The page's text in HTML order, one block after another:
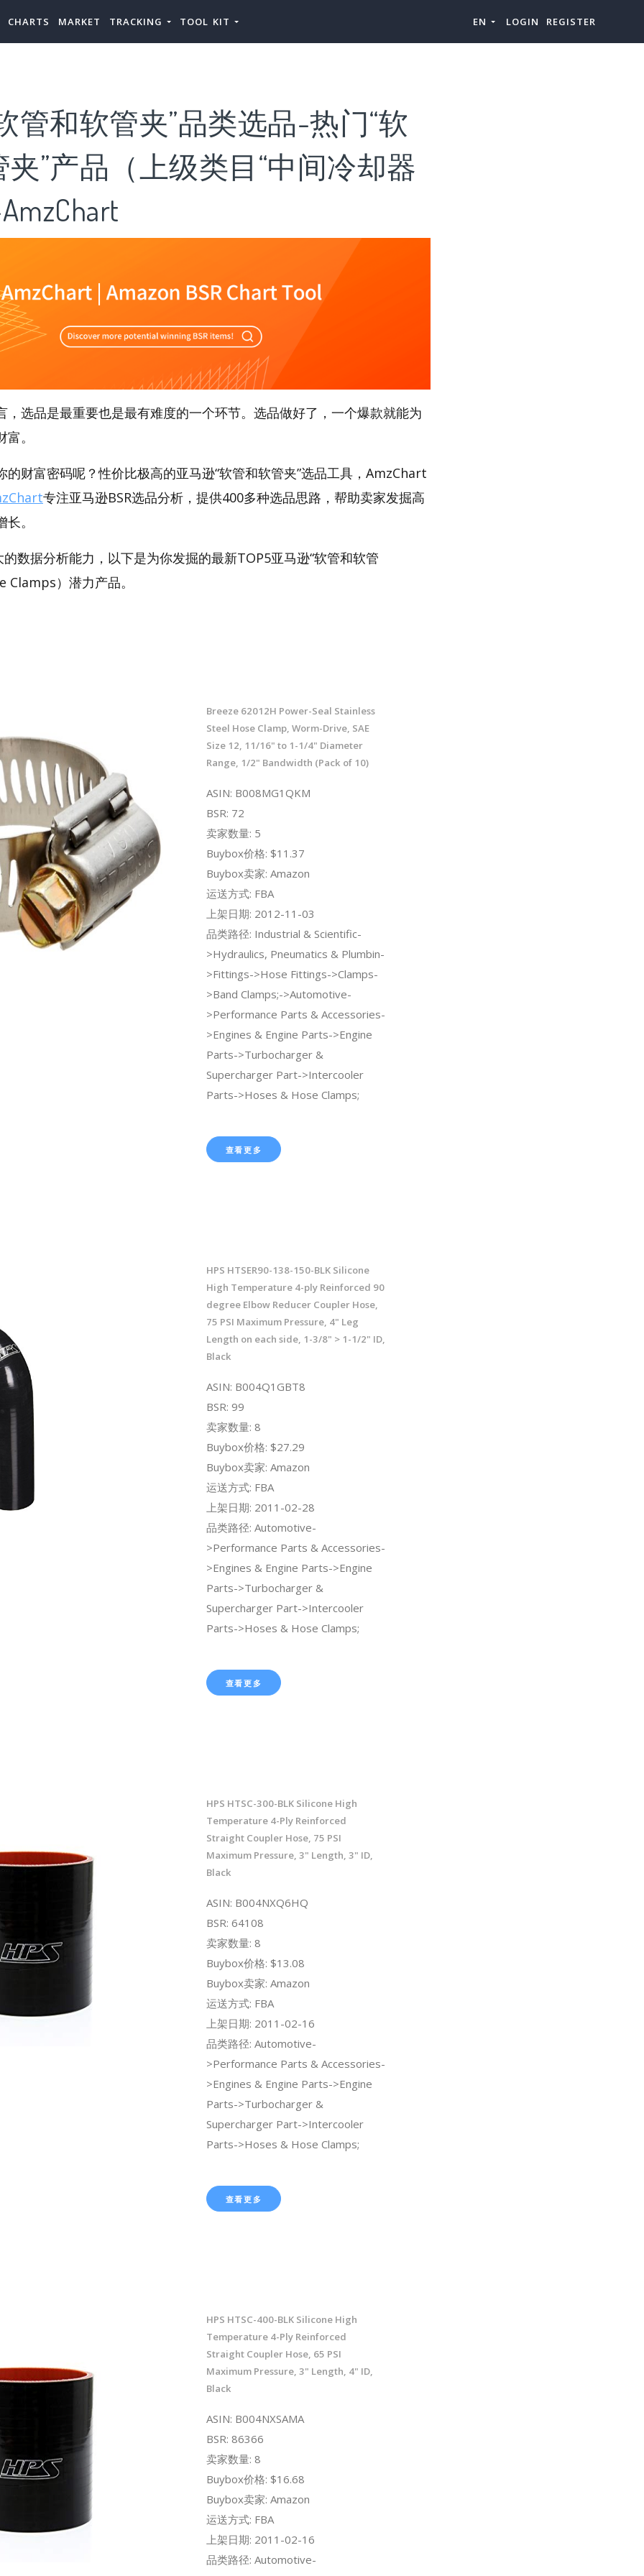
CHARTS MARKET TRACKING TOOL KIT EN LOGIN REGISTER
管和软管夹”品类选品-热门“软
”产品（上级类目“中间冷却器
，选品是最重要也是最有难度的一个环节。选品做好了，一个爆款就能为
。
的财富密码呢？性价比极高的亚马逊“软管和软管夹”选品工具，AmzChart
专注亚马逊BSR选品分析，提供400多种选品思路，帮助卖家发掘高
。
数据分析能力，以下是为你发掘的最新TOP5亚马逊“软管和软管
Clamps）潜力产品。
Breeze 62012H Power-Seal Stainless
Steel Hose Clamp, Worm-Drive, SAE
Size 12, 11/16" to 1-1/4" Diameter
Range, 1/2" Bandwidth (Pack of 10)
ASIN: B008MG1QKM
BSR: 72
卖家数量: 5
Buybox价格: $11.37
Buybox卖家: Amazon
运送方式: FBA
上架日期: 2012-11-03
品类路径: Industrial & Scientific-
>Hydraulics, Pneumatics & Plumbin-
>Fittings->Hose Fittings->Clamps-
>Band Clamps;->Automotive-
>Performance Parts & Accessories-
>Engines & Engine Parts->Engine
Parts->Turbocharger &
Supercharger Part->Intercooler
Parts->Hoses & Hose Clamps;
查看更多
HPS HTSER90-138-150-BLK Silicone
High Temperature 4-ply Reinforced 90
degree Elbow Reducer Coupler Hose,
75 PSI Maximum Pressure, 4" Leg
Length on each side, 1-3/8" > 1-1/2" ID,
Black
ASIN: B004Q1GBT8
BSR: 99
卖家数量: 8
Buybox价格: $27.29
Buybox卖家: Amazon
运送方式: FBA
上架日期: 2011-02-28
品类路径: Automotive-
>Performance Parts & Accessories-
>Engines & Engine Parts->Engine
Parts->Turbocharger &
Supercharger Part->Intercooler
Parts->Hoses & Hose Clamps;
查看更多
HPS HTSC-300-BLK Silicone High
Temperature 4-Ply Reinforced
Straight Coupler Hose, 75 PSI
Maximum Pressure, 3" Length, 3" ID,
Black
ASIN: B004NXQ6HQ
BSR: 64108
卖家数量: 8
Buybox价格: $13.08
Buybox卖家: Amazon
运送方式: FBA
上架日期: 2011-02-16
品类路径: Automotive-
>Performance Parts & Accessories-
>Engines & Engine Parts->Engine
Parts->Turbocharger &
Supercharger Part->Intercooler
Parts->Hoses & Hose Clamps;
查看更多
HPS HTSC-400-BLK Silicone High
Temperature 4-Ply Reinforced
Straight Coupler Hose, 65 PSI
Maximum Pressure, 3" Length, 4" ID,
Black
ASIN: B004NXSAMA
BSR: 86366
卖家数量: 8
Buybox价格: $16.68
Buybox卖家: Amazon
运送方式: FBA
上架日期: 2011-02-16
品类路径: Automotive-